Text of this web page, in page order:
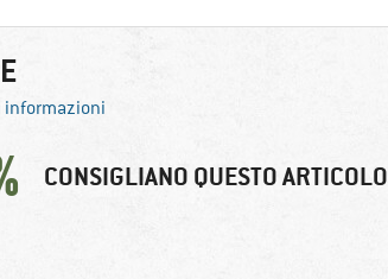
informazioni
CONSIGLIANO QUESTO ARTICOLO